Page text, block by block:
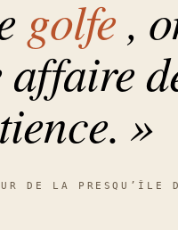
golfe,
affaire
»
DE LA PRESQU’ÎLE